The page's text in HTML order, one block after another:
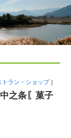
g
a
t
o
トラン・ショップ］
之条〖菓子